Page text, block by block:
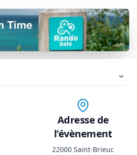
Adresse de
l'évènement
22000 Saint-Brieuc